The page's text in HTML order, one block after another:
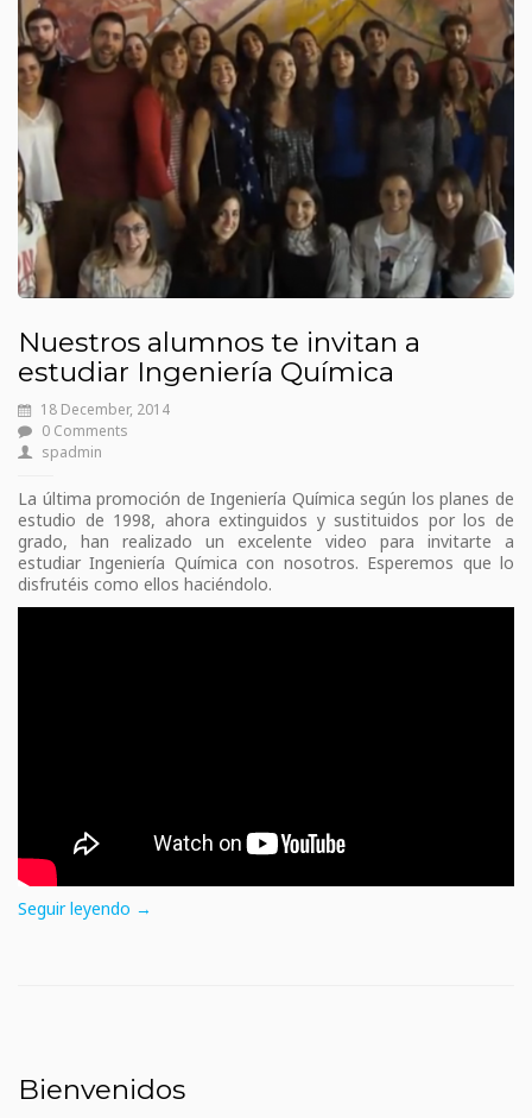
Nuestros alumnos te invitan a
estudiar Ingeniería Química
18 December, 2014
0 Comments
spadmin
La última promoción de Ingeniería Química según los planes de
estudio de 1998, ahora extinguidos y sustituidos por los de
grado, han realizado un excelente video para invitarte a
estudiar Ingeniería Química con nosotros. Esperemos que lo
disfrutéis como ellos haciéndolo.
Seguir leyendo →
Bienvenidos